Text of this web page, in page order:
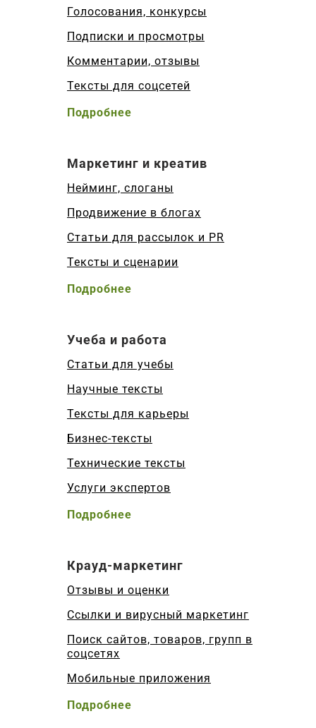
Голосования, конкурсы
Подписки и просмотры
Комментарии, отзывы
Тексты для соцсетей
Подробнее
Маркетинг и креатив
Нейминг, слоганы
Продвижение в блогах
Статьи для рассылок и PR
Тексты и сценарии
Подробнее
Учеба и работа
Статьи для учебы
Научные тексты
Тексты для карьеры
Бизнес-тексты
Технические тексты
Услуги экспертов
Подробнее
Крауд-маркетинг
Отзывы и оценки
Ссылки и вирусный маркетинг
Поиск сайтов, товаров, групп в
соцсетях
Мобильные приложения
Подробнее